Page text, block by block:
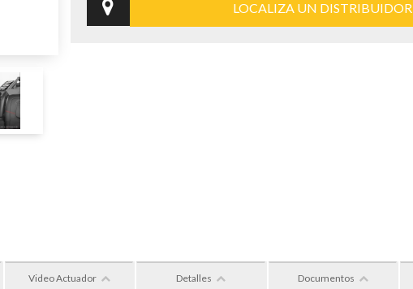
LOCALIZA UN DISTRIBUIDOR
Video Actuador Detalles Documentos